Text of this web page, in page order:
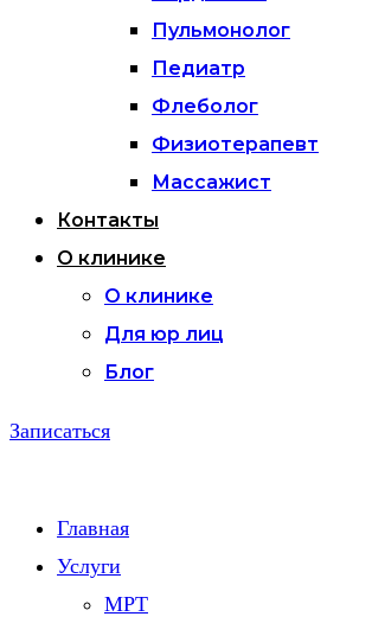
Пульмонолог
Педиатр
Флеболог
Физиотерапевт
Массажист
Контакты
О клинике
О клинике
Для юр лиц
Блог
Записаться
Главная
Услуги
МРТ